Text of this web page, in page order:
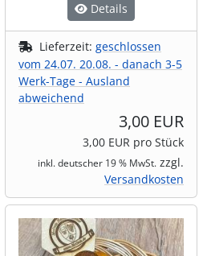
Details
Lieferzeit: geschlossen
vom 24.07. 20.08. - danach 3-5
Werk-Tage - Ausland
abweichend
3,00 EUR
3,00 EUR pro Stück
inkl. deutscher 19 % MwSt. zzgl.
Versandkosten